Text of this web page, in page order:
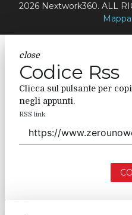
2026 Nextwork360. ALL
close
Codice Rss
Clicca sul pulsante per
negli appunti.
RSS link